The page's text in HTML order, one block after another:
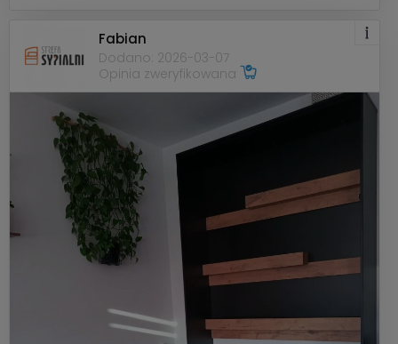
Fabian
Dodano: 2026-03-07
Opinia zweryfikowana